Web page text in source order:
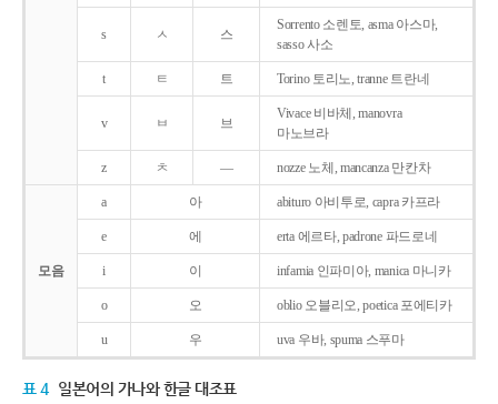
s ㅅ 스
Sorrento 소렌토, asma 아스마,
sasso 사소
t ㅌ 트 Torino 토리노, tranne 트란네
v ㅂ 브
Vivace 비바체, manovra
마노브라
z ㅊ ― nozze 노체, mancanza 만칸차
모음
a 아 abituro 아비투로, capra 카프라
e 에 erta 에르타, padrone 파드로네
i 이 infamia 인파미아, manica 마니카
o 오 oblio 오블리오, poetica 포에티카
u 우 uva 우바, spuma 스푸마
표 4 일본어의 가나와 한글 대조표